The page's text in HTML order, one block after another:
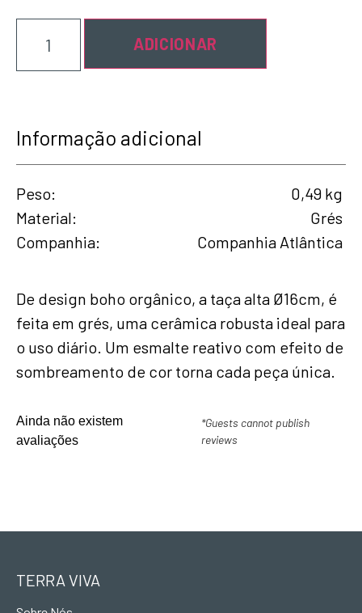
ADICIONAR
Informação adicional
Peso
0,49 kg
Material
Grés
Companhia
Companhia Atlântica
De design boho orgânico, a taça alta Ø16cm, é
feita em grés, uma cerâmica robusta ideal para
o uso diário. Um esmalte reativo com efeito de
sombreamento de cor torna cada peça única.
Ainda não existem
avaliações
*Guests cannot publish
reviews
TERRA VIVA